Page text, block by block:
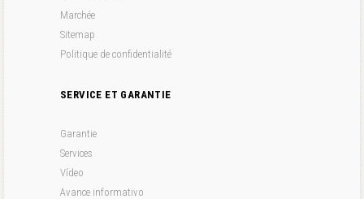
Marchée
Sitemap
Politique de confidentialité
SERVICE ET GARANTIE
Garantie
Services
Vídeo
Avance informativo